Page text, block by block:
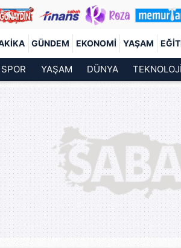
GÜNDEM EKONOMI YAŞAM
SPOR YAŞAM DÜNYA TEKNOLOJİ